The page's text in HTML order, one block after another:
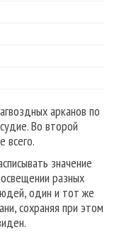
арканов по
Во второй
всего.
значение
разных
один и тот же
сохраняя при этом